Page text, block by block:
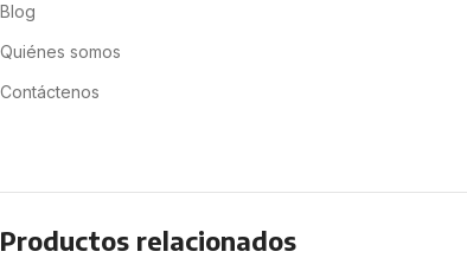
Blog
Quiénes somos
Contáctenos
Productos relacionados